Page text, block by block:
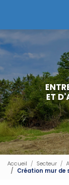
principal
ET
Accueil Secteur
Création mur de